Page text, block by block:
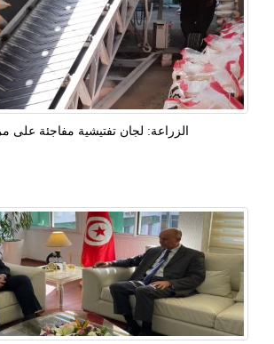
الزراعة: لجان تفتيشية مفاجئة على